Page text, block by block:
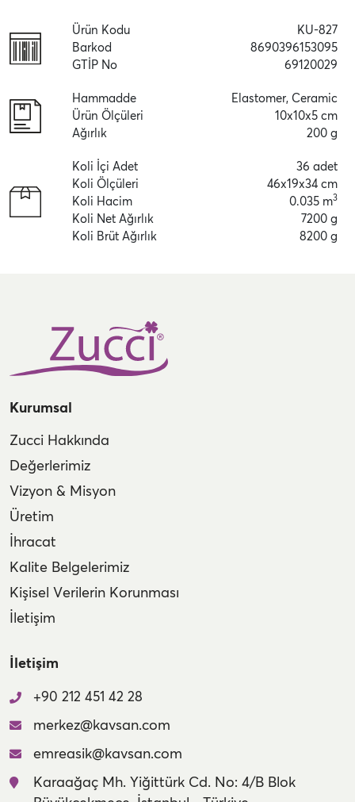
Ürün Kodu
Barkod
GTİP No
KU-827
8690396153095
69120029
Hammadde
Ürün Ölçüleri
Ağırlık
Elastomer, Ceramic
10x10x5 cm
200 g
Koli İçi Adet
Koli Ölçüleri
Koli Hacim
Koli Net Ağırlık
Koli Brüt Ağırlık
36 adet
46x19x34 cm
0.035 m3
7200 g
8200 g
Kurumsal
Zucci Hakkında
Değerlerimiz
Vizyon & Misyon
Üretim
İhracat
Kalite Belgelerimiz
Kişisel Verilerin Korunması
İletişim
İletişim
+90 212 451 42 28
merkez@kavsan.com
emreasik@kavsan.com
Karaağaç Mh. Yiğittürk Cd. No: 4/B Blok